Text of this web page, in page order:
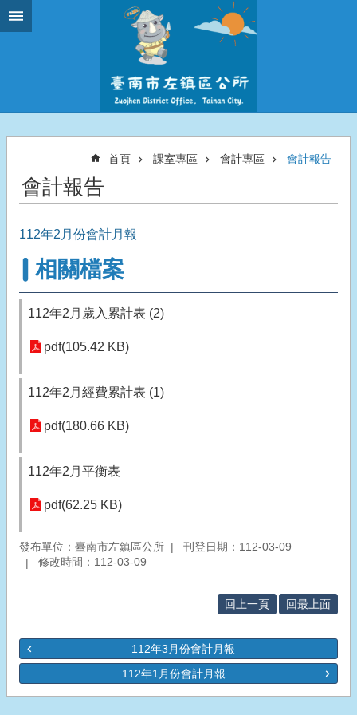
跳到主要內容區塊
首頁 課室專區 會計專區 會計報告
會計報告
112年2月份會計月報
相關檔案
112年2月歲入累計表 (2)
pdf(105.42 KB)
112年2月經費累計表 (1)
pdf(180.66 KB)
112年2月平衡表
pdf(62.25 KB)
發布單位：臺南市左鎮區公所
刊登日期：112-03-09
修改時間：112-03-09
回上一頁 回最上面
112年3月份會計月報
112年1月份會計月報